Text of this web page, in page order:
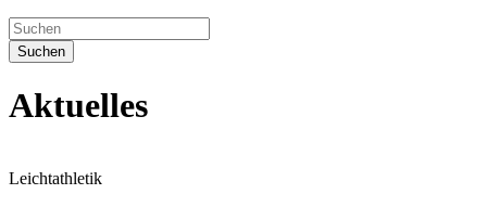
Suchen
Aktuelles
Leichtathletik